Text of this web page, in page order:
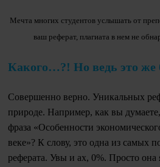
Мечта многих студентов услышать от
ваш реферат, плагиата в нем не
Какого…?! Но ведь это же
Совершенно верно. Уникальных
природе. Например, как вы
фраза «Особенности
веке»? К слову, это одна из самых
реферата. Увы и ах, 0%. Просто она